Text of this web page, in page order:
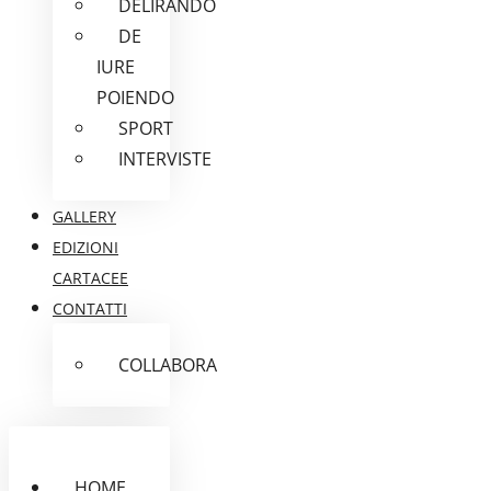
DELIRANDO
DE
IURE
POIENDO
SPORT
INTERVISTE
GALLERY
EDIZIONI
CARTACEE
CONTATTI
COLLABORA